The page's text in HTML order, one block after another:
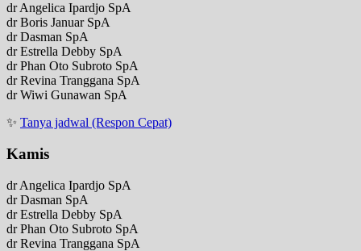
dr Angelica Ipardjo SpA
dr Boris Januar SpA
dr Dasman SpA
dr Estrella Debby SpA
dr Phan Oto Subroto SpA
dr Revina Tranggana SpA
dr Wiwi Gunawan SpA
✨ Tanya jadwal (Respon Cepat)
Kamis
dr Angelica Ipardjo SpA
dr Dasman SpA
dr Estrella Debby SpA
dr Phan Oto Subroto SpA
dr Revina Tranggana SpA